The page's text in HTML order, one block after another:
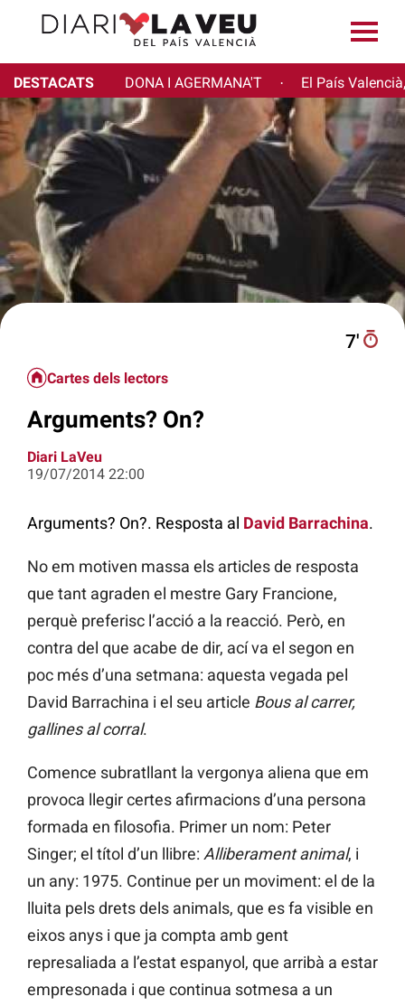
DESTACATS DONA I AGERMANA'T · El País
7′
Cartes dels lectors
Arguments? On?
Diari LaVeu
19/07/2014 22:00
Arguments? On?. Resposta al David Barrachina.
No em motiven massa els articles de resposta
que tant agraden el mestre Gary Francione,
perquè preferisc l’acció a la reacció. Però, en
contra del que acabe de dir, ací va el segon en
poc més d’una setmana: aquesta vegada pel
David Barrachina i el seu article Bous al carrer,
gallines al corral.
Comence subratllant la vergonya aliena que em
provoca llegir certes afirmacions d’una persona
formada en filosofia. Primer un nom: Peter
Singer; el títol d’un llibre: Alliberament animal, i
un any: 1975. Continue per un moviment: el de la
lluita pels drets dels animals, que es fa visible en
eixos anys i que ja compta amb gent
represaliada a l’estat espanyol, que arribà a estar
empresonada i que continua sotmesa a un